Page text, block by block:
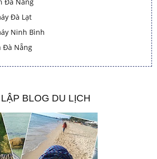
Đà Nẵng
Đà Lạt
Ninh Bình
Đà Nẵng
BLOG DU LỊCH